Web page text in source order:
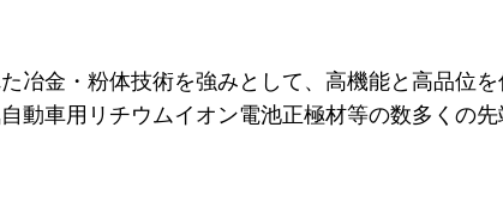
冶金・粉体技術を強みとして、高機能と高品位を
動車用リチウムイオン電池正極材等の数多くの